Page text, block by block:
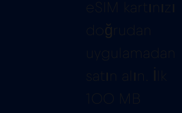
eSIM kartınızı
doğrudan
uygulamadan
satın alın. İlk
100 MB